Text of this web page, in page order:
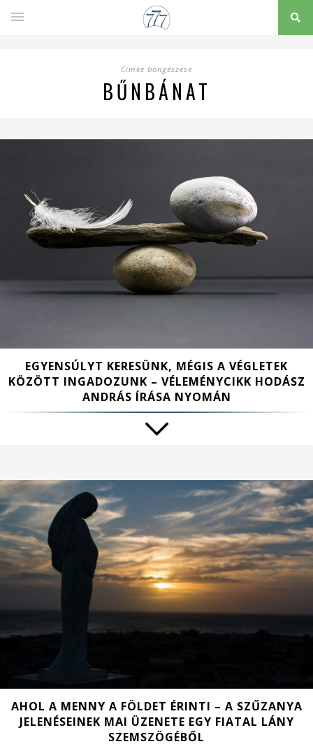
Címke böngészése
BŰNBÁNAT
EGYENSÚLYT KERESÜNK, MÉGIS A VÉGLETEK
KÖZÖTT INGADOZUNK – VÉLEMÉNYCIKK HODÁSZ
ANDRÁS ÍRÁSA NYOMÁN
AHOL A MENNY A FÖLDET ÉRINTI – A SZŰZANYA
JELENÉSEINEK MAI ÜZENETE EGY FIATAL LÁNY
SZEMSZÖGÉBŐL